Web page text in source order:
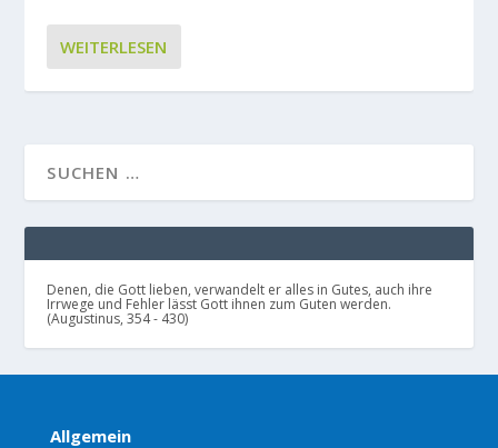
WEITERLESEN
Denen, die Gott lieben, verwandelt er alles in Gutes, auch ihre
Irrwege und Fehler lässt Gott ihnen zum Guten werden.
(Augustinus, 354 - 430)
Allgemein